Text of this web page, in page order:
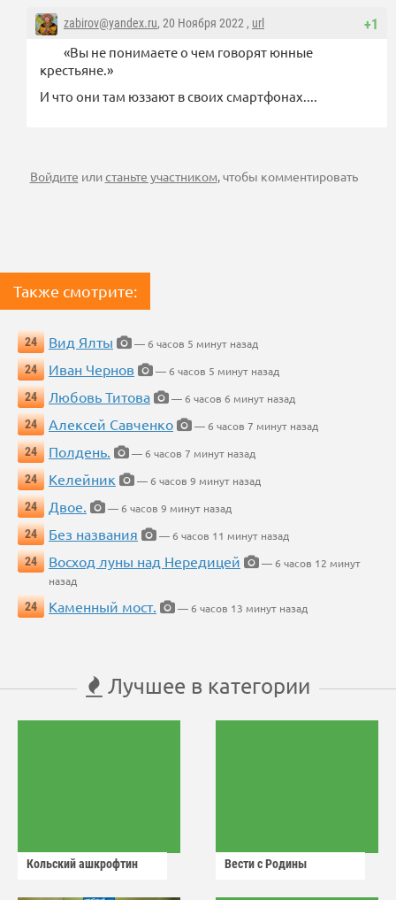
+1
zabirov@yandex.ru, 20 Ноября 2022 , url
«Вы не понимаете о чем говорят юнные
крестьяне.»
И что они там юззают в своих смартфонах....
Войдите илистаньте участником, чтобы комментировать
Также смотрите:
24 Вид Ялты
— 6 часов 5 минут назад
24
Иван Чернов
— 6 часов 5 минут назад
24
Любовь Титова
— 6 часов 6 минут назад
24
Алексей Савченко
— 6 часов 7 минут назад
24
Полдень.
— 6 часов 7 минут назад
24
Келейник
— 6 часов 9 минут назад
24
Двое.
— 6 часов 9 минут назад
24
Без названия
— 6 часов 11 минут назад
24
Восход луны над Нередицей
— 6 часов 12 минут
назад
24
Каменный мост. — 6 часов 13 минут назад
Лучшее в категории
Кольский ашкрофтин Вести с Родины